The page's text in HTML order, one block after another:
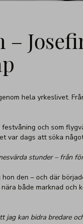
hela yrkeslivet.
och som
dags att söka
stunder – från
den – och där
både marknad
kan bidra bredare